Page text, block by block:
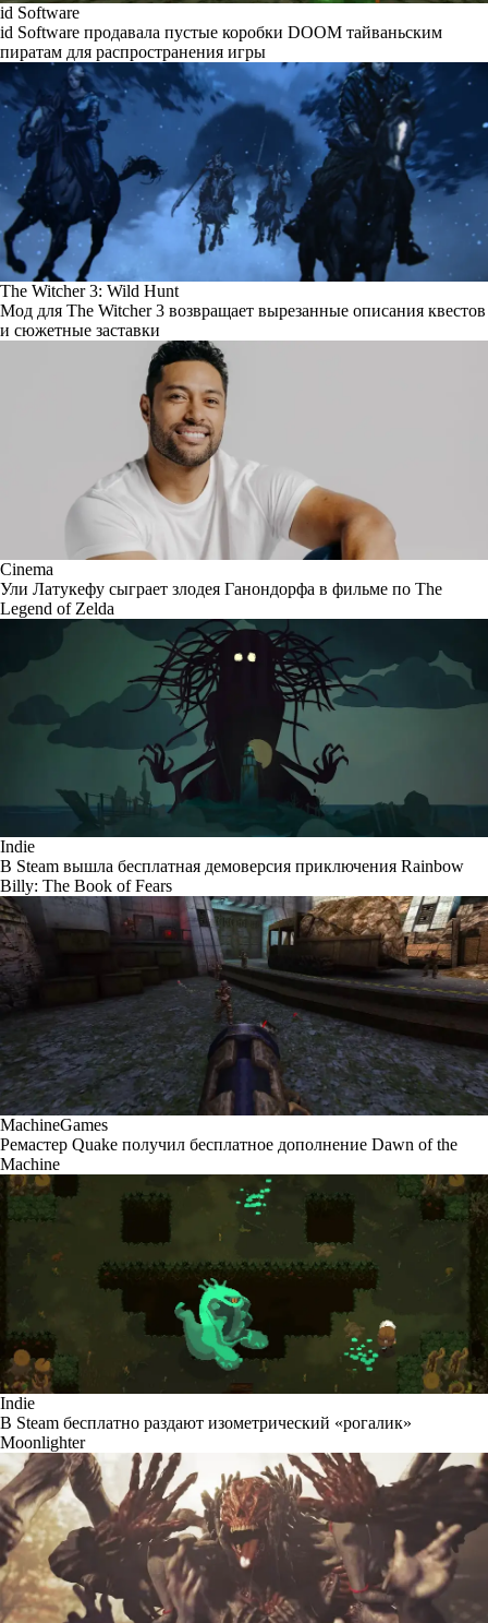
id Software
id Software продавала пустые коробки DOOM тайваньским
пиратам для распространения игры
The Witcher 3: Wild Hunt
Мод для The Witcher 3 возвращает вырезанные описания квестов
и сюжетные заставки
Cinema
Ули Латукефу сыграет злодея Ганондорфа в фильме по The
Legend of Zelda
Indie
В Steam вышла бесплатная демоверсия приключения Rainbow
Billy: The Book of Fears
MachineGames
Ремастер Quake получил бесплатное дополнение Dawn of the
Machine
Indie
В Steam бесплатно раздают изометрический «рогалик»
Moonlighter